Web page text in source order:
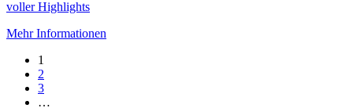
voller Highlights
Mehr Informationen
1
2
3
…